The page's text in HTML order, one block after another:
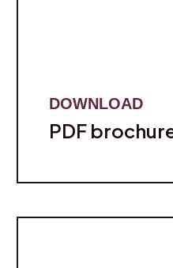
DOWNLOAD
PDF